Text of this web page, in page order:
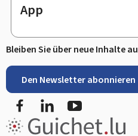
App
Bleiben Sie über neue Inhalte
Den Newsletter abonnieren
FacebookLinkedIn